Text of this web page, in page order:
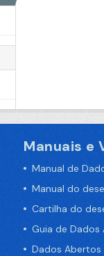
Manuais e
Manual de
Manual do
Cartilha do
Guia de Dados
Dados Abertos